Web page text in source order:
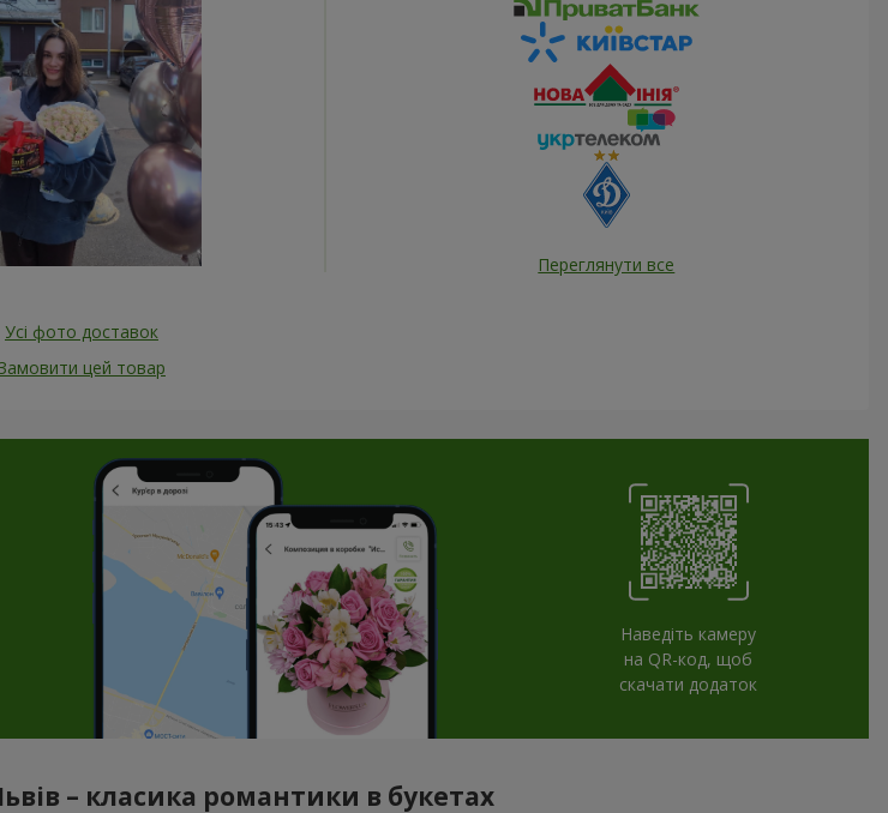
Усі фото доставок
цей товар
Переглянути все
Наведіть камеру
на QR-код, щоб
скачати додаток
– класика романтики в букетах